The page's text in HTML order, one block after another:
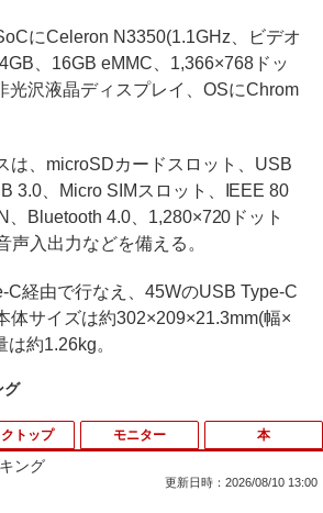
にCeleron N3350(1.1GHz、ビデオ
、16GB eMMC、1,366×768ドッ
光沢液晶ディスプレイ、OSにChrom
、microSDカードスロット、USB
3.0、Micro SIMスロット、IEEE 80
、Bluetooth 4.0、1,280×720ドット
声入出力などを備える。
経由で行なえ、45WのUSB Type-C
体サイズは約302×209×21.3mm(幅×
約1.26kg。
グ
ング
更新日時：2026/08/10 13:00
トップ モニター 本